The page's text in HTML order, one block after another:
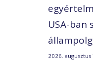
USA-ban
2026. augusztus